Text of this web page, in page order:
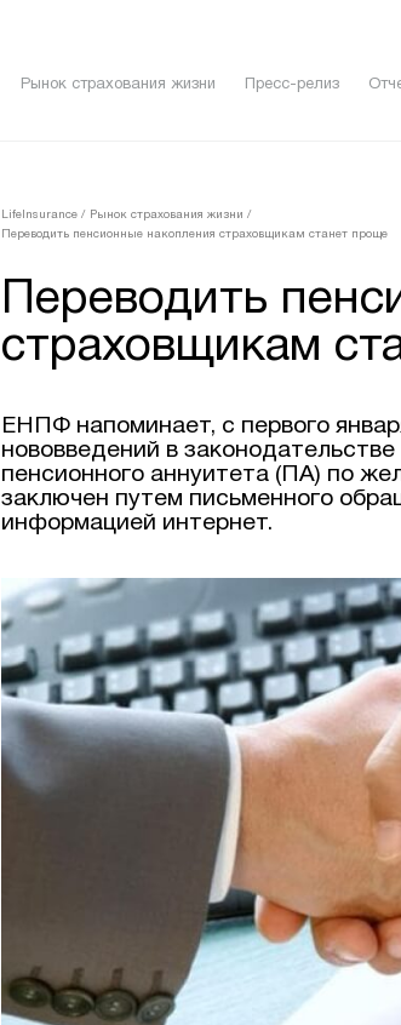
Рынок страхования жизни Пресс-релиз
LifeInsurance / Рынок страхования жизни /
Переводить пенсионные накопления страховщикам станет проще
Переводить
страховщикам
ЕНПФ напоминает, с первого
нововведений в
пенсионного аннуитета (ПА) по
заключен путем письменного
информацией интернет.